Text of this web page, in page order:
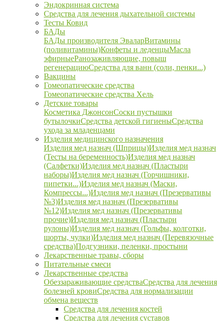
Эндокринная система
Средства для лечения дыхательной системы
Тесты Ковид
БАДы
БАДы производителя ЭваларВитамины
(поливитамины)Конфеты и леденцыМасла
эфирныеРанозаживляющие, повыш
регенерациюСредства для ванн (соли, пенки...)
Вакцины
Гомеопатические средства
Гомеопатические средства Хель
Детские товары
Косметика ДжонсонСоски пустышки
бутылочкиСредства детской гигиеныСредства
ухода за младенцами
Изделия медицинского назначения
Изделия мед назнач (Шприцы)Изделия мед назнач
(Тесты на беременность)Изделия мед назнач
(Салфетки)Изделия мед назнач (Пластыри
наборы)Изделия мед назнач (Горчишники,
пипетки...)Изделия мед назнач (Маски,
Компрессы...)Изделия мед назнач (Презервативы
№3)Изделия мед назнач (Презервативы
№12)Изделия мед назнач (Презервативы
прочие)Изделия мед назнач (Пластыри
рулоны)Изделия мед назнач (Гольфы, колготки,
шорты, чулки)Изделия мед назнач (Перевязочные
средства)Подгузники, пеленки, простыни
Лекарственные травы, сборы
Питательные смеси
Лекарственные средства
Обеззараживающие средстваСредства для лечения
болезней кровиСредства для нормализации
обмена веществ
Средства для лечения костей
Средства для лечения суставов